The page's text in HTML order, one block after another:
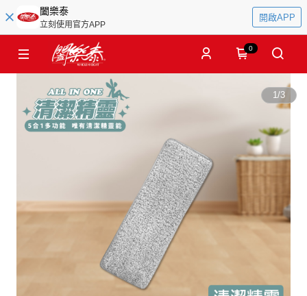
闔樂泰
立刻使用官方APP
開啟APP
0
1/3